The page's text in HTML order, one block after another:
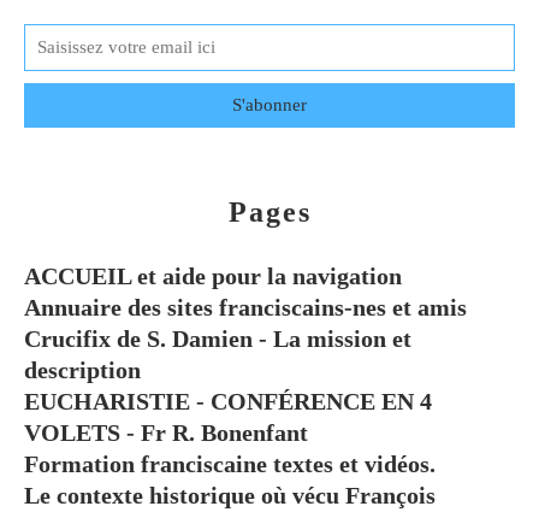
Pages
ACCUEIL et aide pour la navigation
Annuaire des sites franciscains-nes et amis
Crucifix de S. Damien - La mission et
description
EUCHARISTIE - CONFÉRENCE EN 4
VOLETS - Fr R. Bonenfant
Formation franciscaine textes et vidéos.
Le contexte historique où vécu François